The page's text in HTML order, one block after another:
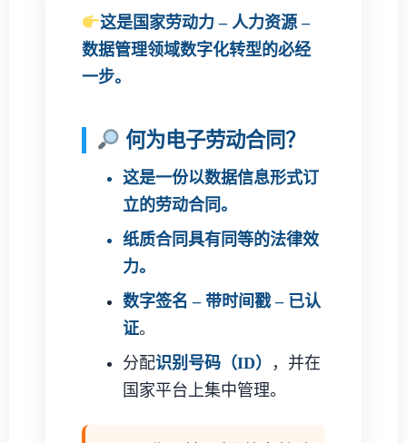
这是国家劳动力 – 人力资源 –
数据管理领域数字化转型的必经
一步。
何为电子劳动合同？
这是一份以数据信息形式订
立的劳动合同。
纸质合同具有同等的法律效
力。
数字签名 – 带时间戳 – 已认
证。
分配识别号码（ID）
，并在
国家平台上集中管理。